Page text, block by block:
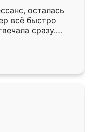
осталась
всё быстро
сразу.
подошёл к
Собрали
даже